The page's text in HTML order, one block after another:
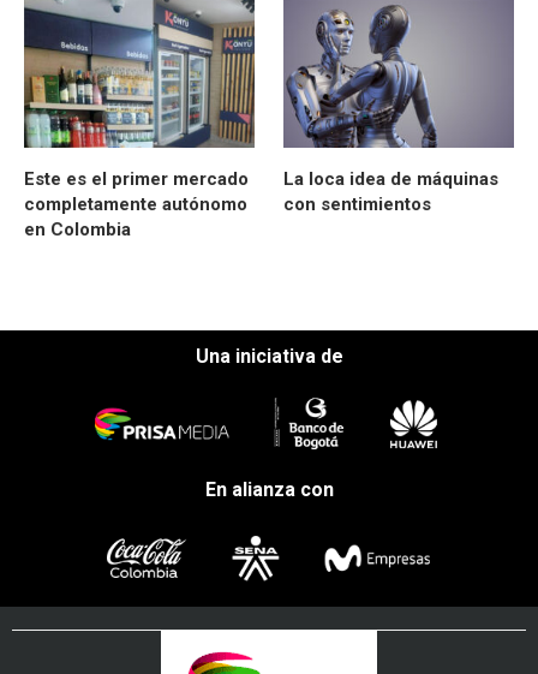
Este es el primer mercado
completamente autónomo
en Colombia
La loca idea de máquinas
con sentimientos
Una iniciativa de
En alianza con